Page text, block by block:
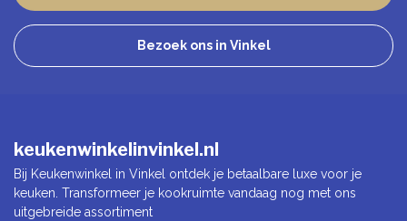
Bezoek ons in Vinkel
keukenwinkelinvinkel.nl
Bij Keukenwinkel in Vinkel ontdek je betaalbare luxe voor je
keuken. Transformeer je kookruimte vandaag nog met ons
uitgebreide assortiment